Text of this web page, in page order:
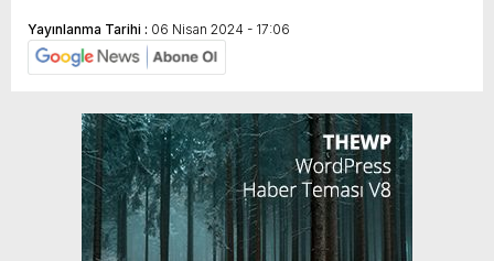
Yayınlanma Tarihi : 06 Nisan 2024 - 17:06